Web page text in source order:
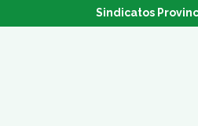
Sindicatos